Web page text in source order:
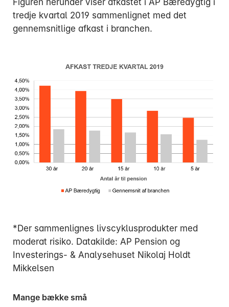
Figuren herunder viser afkastet i AP Bæredygtig i
tredje kvartal 2019 sammenlignet med det
gennemsnitlige afkast i branchen.
*Der sammenlignes livscyklusprodukter med
moderat risiko. Datakilde: AP Pension og
Investerings- & Analysehuset Nikolaj Holdt
Mikkelsen
Mange bække små